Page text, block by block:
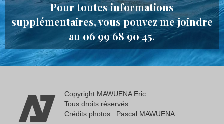
Pour toutes informations
supplémentaires, vous pouvez me joindre
au 06 99 68 90 45.
Copyright MAWUENA Eric
Tous droits réservés
Crédits photos : Pascal MAWUENA